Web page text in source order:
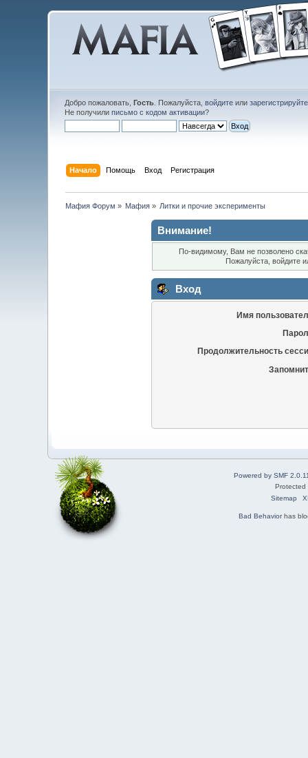
Добро пожаловать, Гость. Пожалуйста, войдитеили
Не получили письмо с кодом активации?
Начало Помощь Вход Регистрация
Мафия Форум » Мафия » Литки и прочие эксперименты
Внимание!
По-видимому, Вам не позволено
Пожалуйста, войдите
Вход
Имя
Продолжительность
Powered by SMF
Sitemap
Bad Behaviorhas